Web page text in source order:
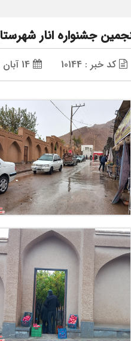
جشنواره انار
کد خبر : 10144